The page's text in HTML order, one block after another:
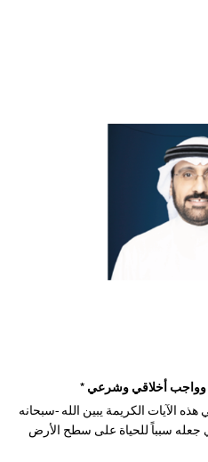
وواجب أخلاقي وشرعي *
الآيات الكريمة يبين الله -سبحانه
جعله سبباً للحياة على سطح الأرض